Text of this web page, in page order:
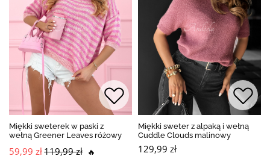
Miękki sweterek w paski z
wełną Greener Leaves różowy
59,99 zł119,99 zł 🔥
Miękki sweter z alpaką i wełną
Cuddle Clouds malinowy
129,99 zł